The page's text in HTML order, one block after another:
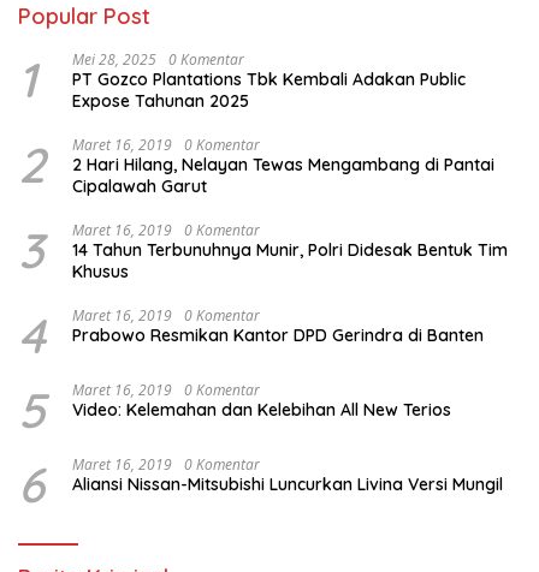
Popular Post
1 Mei 28, 2025 0 Komentar
PT Gozco Plantations Tbk Kembali Adakan Public
Expose Tahunan 2025
2 Maret 16, 2019 0 Komentar
2 Hari Hilang, Nelayan Tewas Mengambang di Pantai
Cipalawah Garut
3 Maret 16, 2019 0 Komentar
14 Tahun Terbunuhnya Munir, Polri Didesak Bentuk Tim
Khusus
4 Maret 16, 2019 0 Komentar
Prabowo Resmikan Kantor DPD Gerindra di Banten
5 Maret 16, 2019 0 Komentar
Video: Kelemahan dan Kelebihan All New Terios
6 Maret 16, 2019 0 Komentar
Aliansi Nissan-Mitsubishi Luncurkan Livina Versi Mungil